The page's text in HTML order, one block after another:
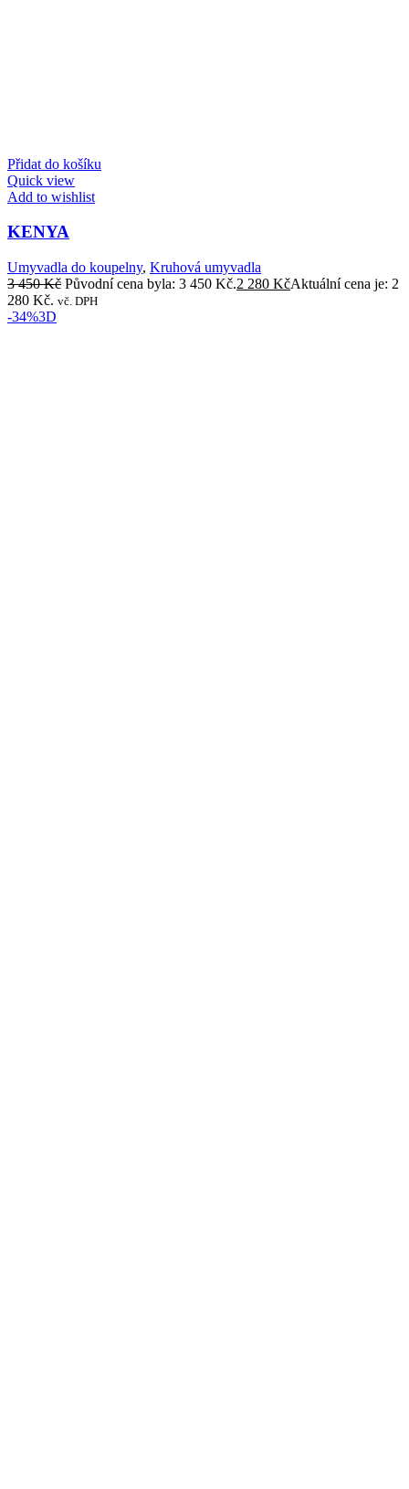
Přidat do košíku
Quick view
Add to wishlist
KENYA
Umyvadla do koupelny, Kruhová umyvadla
3 450Kč Původní cena byla: 3 450 Kč.2 280 KčAktuální cena je: 2
280 Kč. vč. DPH
-34%3D